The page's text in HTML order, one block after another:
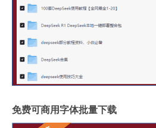
免费可商用字体批量下载